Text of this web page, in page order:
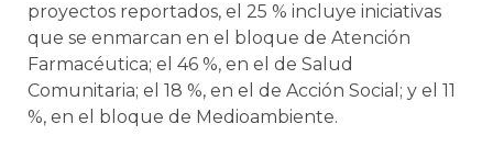
proyectos reportados, el 25 % incluye iniciativas
que se enmarcan en el bloque de Atención
Farmacéutica; el 46 %, en el de Salud
Comunitaria; el 18 %, en el de Acción Social; y el 11
%, en el bloque de Medioambiente.